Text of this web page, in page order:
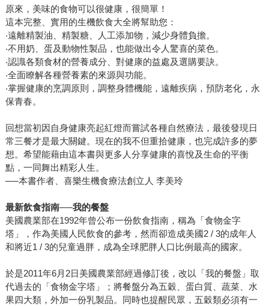
原來，美味的食物可以很健康，很簡單！
這本完整、實用的生機飲食大全將幫助您：
‧遠離精製油、精製糖、人工添加物，減少身體負擔。
‧不用奶、蛋及動物性製品，也能做出令人驚喜的菜色。
‧認識各類食材的營養成分、對健康的益處及選購要訣。
‧全面瞭解各種營養素的來源與功能。
‧掌握健康的烹調原則，調整身體機能，遠離疾病，預防老化，永
保青春。
回想當初因自身健康亮起紅燈而嘗試各種自然療法，最後發現日
常三餐才是最大關鍵。現在的我不但重拾健康，也完成許多的夢
想。希望能藉由這本書與更多人分享健康的喜悅及生命的平衡
點，一同舞出精彩人生。
──本書作者、喜樂生機食療法創立人 李美玲
最新飲食指南──我的餐盤
美國農業部在1992年曾公布一份飲食指南，稱為「食物金字
塔」，作為美國人民飲食的參考，然而卻造成美國2 / 3的成年人
和將近1 / 3的兒童過胖，成為全球肥胖人口比例最高的國家。
於是2011年6月2日美國農業部經過修訂後，改以「我的餐盤」取
代過去的「食物金字塔」；將餐盤分為五穀、蛋白質、蔬菜、水
果四大類，外加一份乳製品。同時也提醒民眾，五穀類必須有一